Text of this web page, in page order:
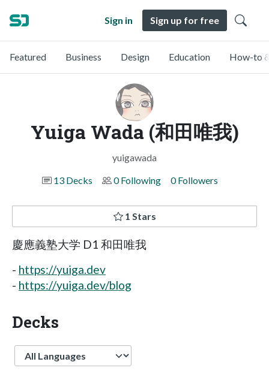
Sign in Sign up for free
Featured Business Design Education How-to
Yuiga Wada (和田唯我)
yuigawada
13 Decks
0 Following 0 Followers
1 Stars
慶應義塾大学 D1 和田唯我
- https://yuiga.dev
- https://yuiga.dev/blog
Decks
Language